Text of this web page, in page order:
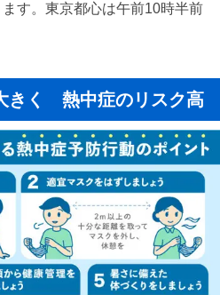
す。東京都心は午前10時半前
きく 熱中症のリスク高